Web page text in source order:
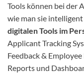
Tools können bei der
wie man sie
digitalen Tools im
Applicant Tracking
Feedback &
Reports und